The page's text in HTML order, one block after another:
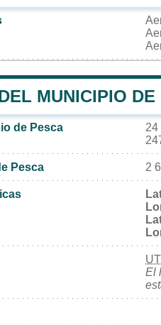
MUNICIPIO DE
de Pesca
24
Pesca 2
El